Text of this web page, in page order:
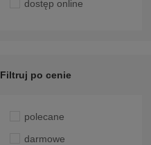
dostęp online
Filtruj po cenie
polecane
darmowe